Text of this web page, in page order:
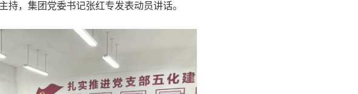
持，集团党委书记张红专发表动员讲话。